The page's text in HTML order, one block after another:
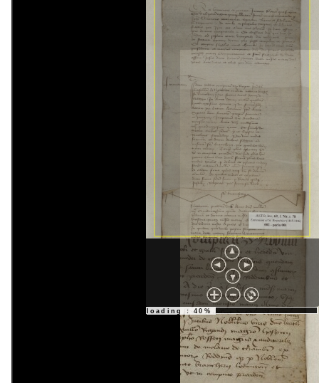
loading : 50%